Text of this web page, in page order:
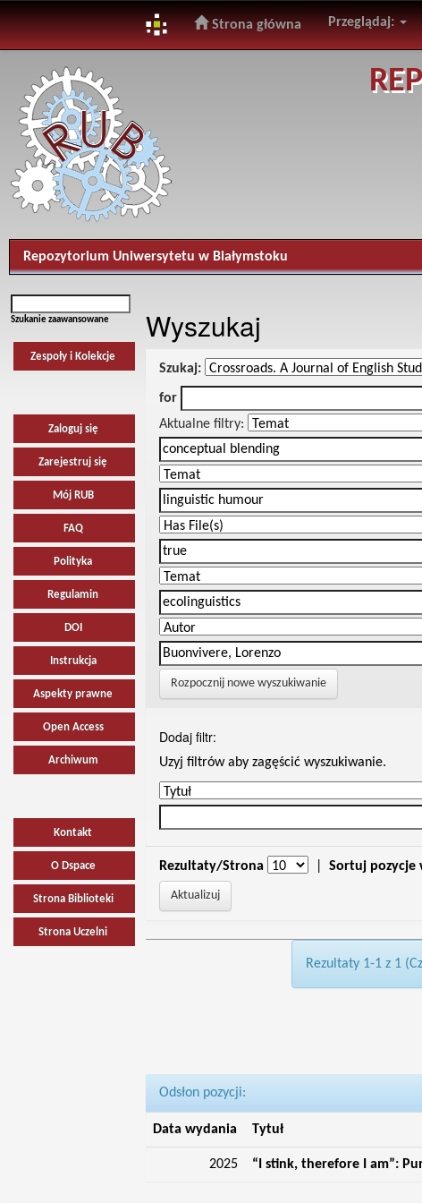
navigation
Strona główna Przeglądaj:
Repozytorium Uniwersytetu w Białymstoku
Szukanie zaawansowane
Zespoły i Kolekcje
Zaloguj się
Zarejestruj się
Mój RUB
FAQ
Polityka
Regulamin
DOI
Instrukcja
Aspekty prawne
Open Access
Archiwum
Kontakt
O Dspace
Strona Biblioteki
Strona Uczelni
Wyszukaj
Szukaj:
for
Aktualne filtry:
Rozpocznij nowe wyszukiwanie
Dodaj filtr:
Uzyj filtrów aby zagęścić wyszukiwanie.
Rezultaty/Strona Sortuj pozycje
Rezultaty 1-1 z 1
Odsłon pozycji:
Data wydania Tytuł
2025 “I stink, therefore I am”: